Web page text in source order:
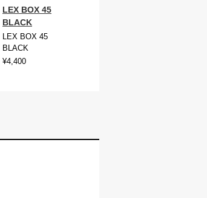
LEX BOX 45
BLACK
LEX BOX 45
BLACK
¥4,400